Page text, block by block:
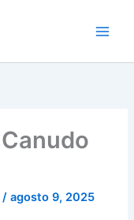
/agosto 9, 2025